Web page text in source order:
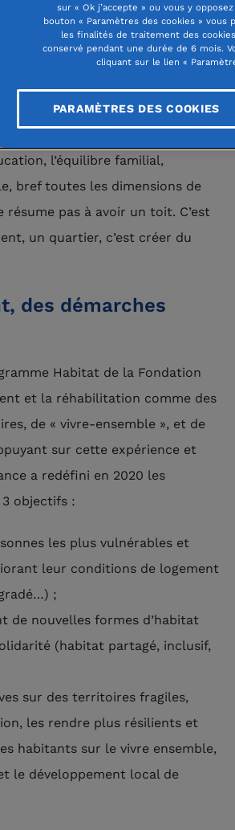
favorise le « vivre
de lutter
vie, le mal-logement est
: c’est un « mal-vivre »,
l’équilibre familial,
bref toutes les dimensions de
résume pas à avoir un toit. C’est
un quartier, c’est créer du
des démarches
Habitat de la Fondation
et la réhabilitation comme des
de « vivre-ensemble », et de
sur cette expérience et
a redéfini en 2020 les
objectifs :
les plus vulnérables et
leur conditions de logement
;
de nouvelles formes d’habitat
(habitat partagé, inclusif,
sur des territoires fragiles,
les rendre plus résilients et
habitants sur le vivre ensemble,
le développement local de
sur « Ok j’accepte » ou vous y
bouton « Paramètres des cookies »
les finalités de traitement des
conservé pendant une durée de 6 mois.
cliquant sur le lien «
PARAMÈTRES DES COOKIES